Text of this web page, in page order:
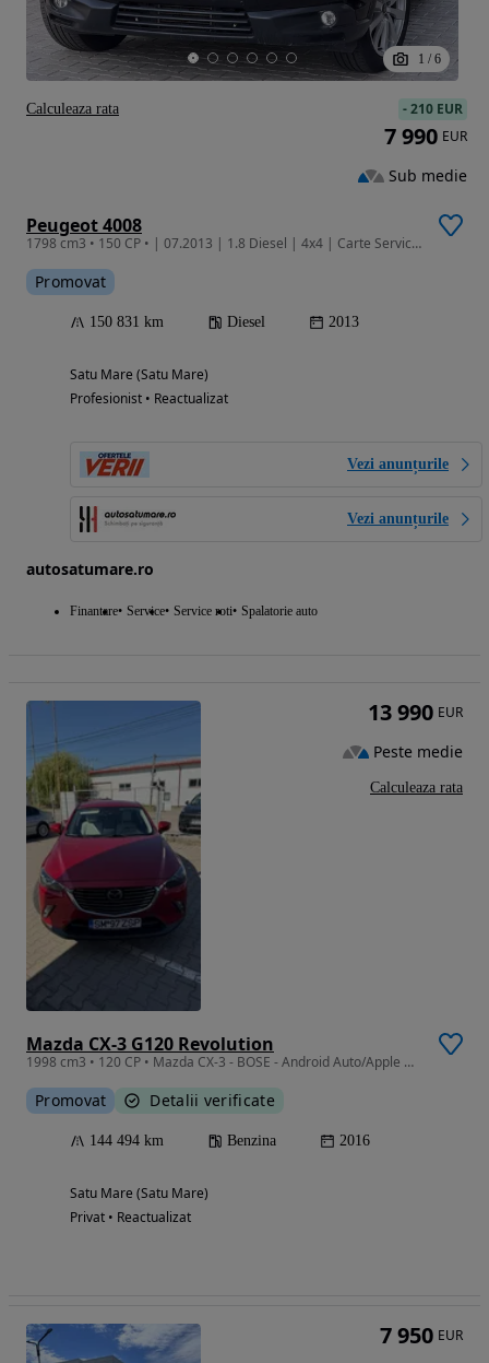
1 / 6
Peugeot 4008
1798 cm3 • 150 CP • | 07.2013 | 1.8 Diesel | 4x4 | Carte Service | Garantie | Finantare |
Promovat
150 831 km Diesel 2013
Satu Mare (Satu Mare)
Profesionist • Reactualizat
Vezi anunțurile
Vezi anunțurile
autosatumare.ro
Finantare Service Service roti Spalatorie auto
-210 EUR
7 990 EUR
Sub medie
Calculeaza rata
Mazda CX-3 G120 Revolution
1998 cm3 • 120 CP • Mazda CX-3 - BOSE - Android Auto/Apple CarPlay - R18 - LED - TOP
Promovat Detalii verificate
144 494 km Benzina 2016
Satu Mare (Satu Mare)
Privat • Reactualizat
13 990 EUR
Peste medie
Calculeaza rata
7 950 EUR